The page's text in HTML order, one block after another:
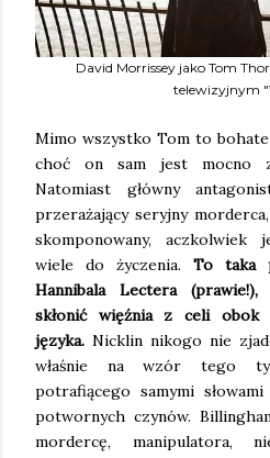
David Morrissey jako Tom
telewizyjnym
Mimo wszystko Tom to
choć on sam jest mocno
Natomiast główny
przerażający seryjny
skomponowany, aczkolwiek
wiele do życzenia. To taka
Hannibala Lectera
skłonić więźnia z celi obok
języka. Nicklin nikogo nie
właśnie na wzór tego
potrafiącego samymi
potwornych czynów.
mordercę, manipulatora,